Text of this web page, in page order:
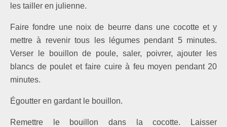
les tailler en julienne.
Faire fondre une noix de beurre dans une cocotte et y
mettre à revenir tous les légumes pendant 5 minutes.
Verser le bouillon de poule, saler, poivrer, ajouter les
blancs de poulet et faire cuire à feu moyen pendant 20
minutes.
Égoutter en gardant le bouillon.
Remettre le bouillon dans la cocotte. Laisser